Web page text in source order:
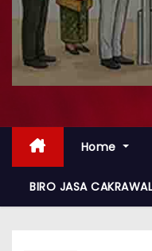
Home
BIRO JASA